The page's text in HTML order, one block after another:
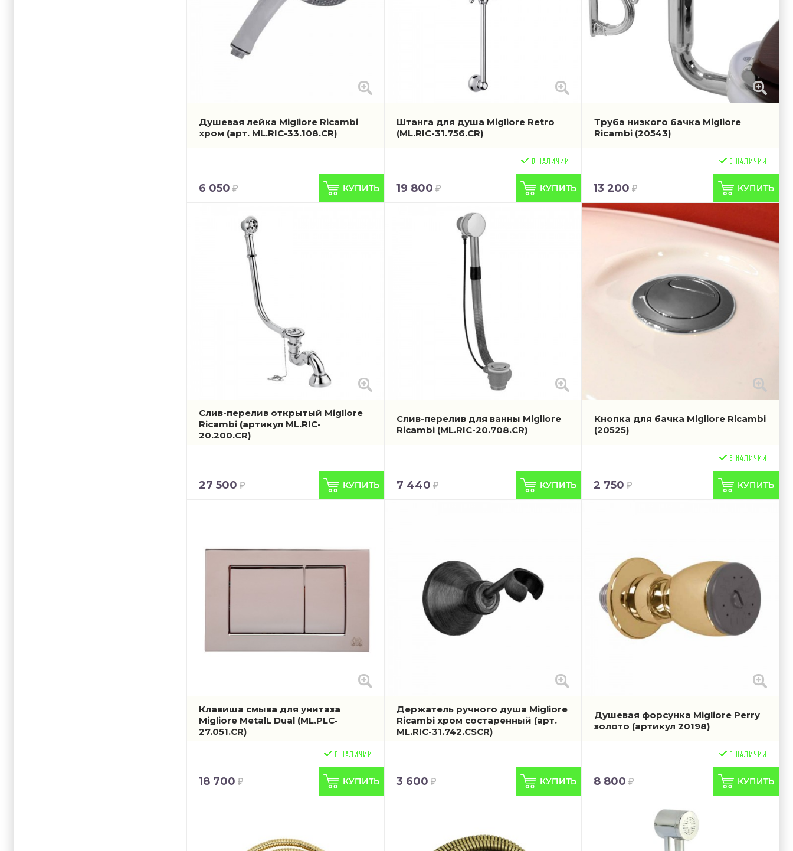
Душевая лейка Migliore Ricambi
хром (арт. ML.RIC-33.108.CR)
6 050
Штанга для душа Migliore Retro
(ML.RIC-31.756.CR)
19 800
Труба низкого бачка Migliore
Ricambi (20543)
13 200
Слив-перелив открытый Migliore
Ricambi (артикул ML.RIC-
20.200.CR)
27 500
Слив-перелив для ванны Migliore
Ricambi (ML.RIC-20.708.CR)
7 440
Кнопка для бачка Migliore Ricambi
(20525)
2 750
Клавиша смыва для унитаза
Migliore MetalL Dual (ML.PLC-
27.051.CR)
18 700
Держатель ручного душа Migliore
Ricambi хром состаренный (арт.
ML.RIC-31.742.CSCR)
3 600
Душевая форсунка Migliore Perry
золото (артикул 20198)
8 800